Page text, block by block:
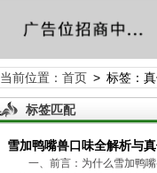
当前位置： 首页> 标签：真
标签匹配
雪加鸭嘴兽口味全解析与
一、前言：为什么雪加鸭